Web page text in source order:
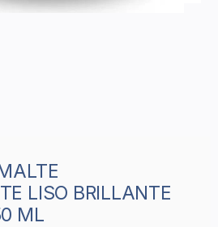
LISO BRILLANTE
ML